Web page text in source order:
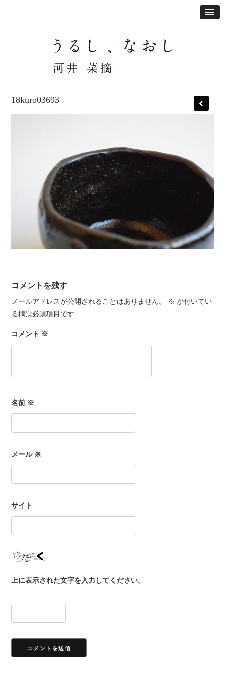
18kuro03693
コメントを残す
メールアドレスが公開されることはありません。 ※ が付いてい
る欄は必須項目です
コメント ※
名前 ※
メール ※
サイト
上に表示された文字を入力してください。